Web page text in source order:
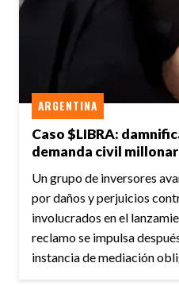
Caso $LIBRA:
demanda civil
ARGENTINA
Un grupo de inversores
por daños y perjuicios
involucrados en el
reclamo se impulsa
instancia de mediación